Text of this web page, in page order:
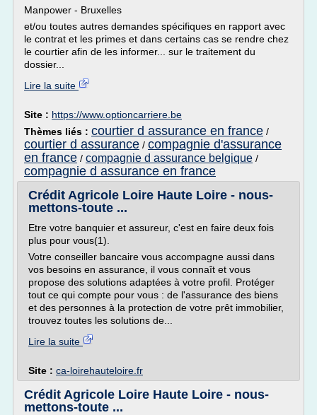
Manpower - Bruxelles
et/ou toutes autres demandes spécifiques en rapport avec
le contrat et les primes et dans certains cas se rendre chez
le courtier afin de les informer... sur le traitement du
dossier...
Lire la suite
Site : https://www.optioncarriere.be
Thèmes liés : courtier d assurance en france /
courtier d assurance / compagnie d'assurance
en france / compagnie d assurance belgique /
compagnie d assurance en france
Crédit Agricole Loire Haute Loire - nous-
mettons-toute ...
Etre votre banquier et assureur, c'est en faire deux fois
plus pour vous(1).
Votre conseiller bancaire vous accompagne aussi dans
vos besoins en assurance, il vous connaît et vous
propose des solutions adaptées à votre profil. Protéger
tout ce qui compte pour vous : de l'assurance des biens
et des personnes à la protection de votre prêt immobilier,
trouvez toutes les solutions de...
Lire la suite
Site : ca-loirehauteloire.fr
Crédit Agricole Loire Haute Loire - nous-
mettons-toute ...